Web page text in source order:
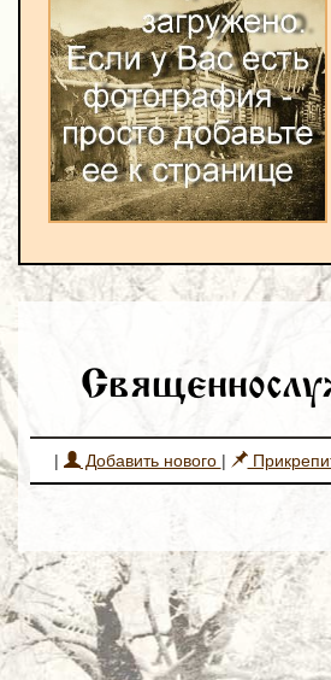
| Добавить нового |